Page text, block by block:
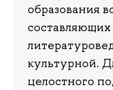
образования
составляющих
культурной.
целостного